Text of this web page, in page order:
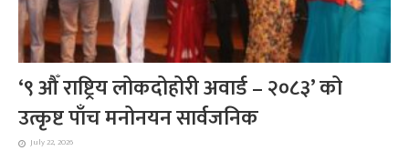
‘९ औँ राष्ट्रिय लोकदोहोरी अवार्ड – २०८३’ को
उत्कृष्ट पाँच मनोनयन सार्वजनिक
July 22, 2026